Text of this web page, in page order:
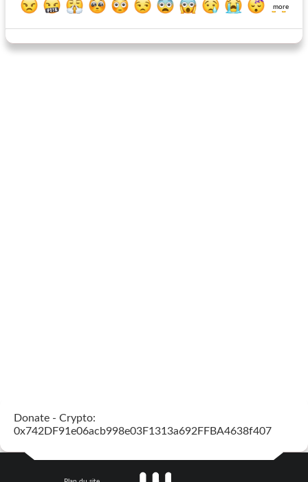
more
Donate - Crypto:
0x742DF91e06acb998e03F1313a692FFBA4638f407